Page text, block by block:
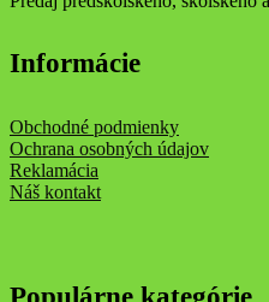
Informácie
Obchodné podmienky
Ochrana osobných údajov
Reklamácia
Náš kontakt